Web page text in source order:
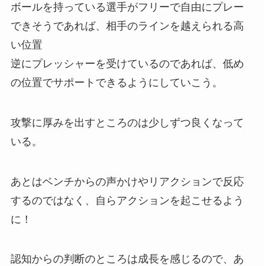
ボールを持っている選手がフリーで自由にプレー
できそうであれば、相手のラインを越えられる高
い位置
逆にプレッシャーを受けているのであれば、低め
の位置でサポートできるようにしていこう。
攻撃に厚みを出すところのは少しずつ良くなって
いる。
あとはベンチからの声かけやリアクションで反応
するのではなく、自らアクションを起こせるよう
に！
認知からの判断のところは成長を感じるので、あ